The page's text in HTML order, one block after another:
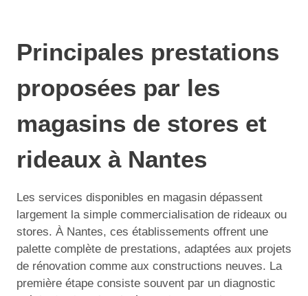
Principales prestations
proposées par les
magasins de stores et
rideaux à Nantes
Les services disponibles en magasin dépassent
largement la simple commercialisation de rideaux ou
stores. À Nantes, ces établissements offrent une
palette complète de prestations, adaptées aux projets
de rénovation comme aux constructions neuves. La
première étape consiste souvent par un diagnostic